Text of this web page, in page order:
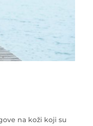
na koži koji su